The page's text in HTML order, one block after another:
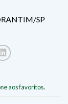
SP
aos favoritos.